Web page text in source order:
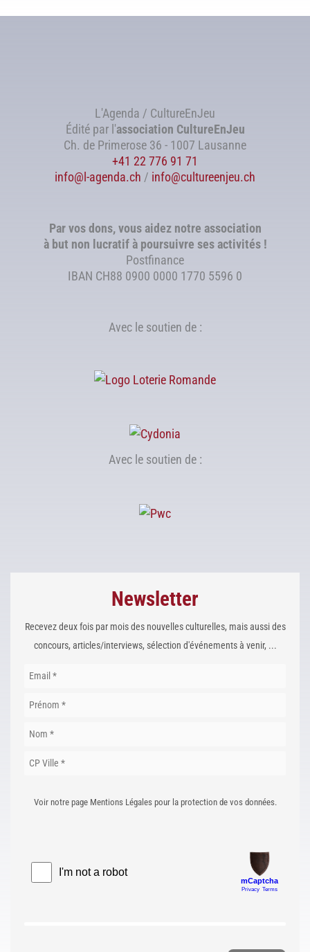
L'Agenda / CultureEnJeu
Édité par l'association CultureEnJeu
Ch. de Primerose 36 - 1007 Lausanne
+41 22 776 91 71
info@l-agenda.ch / info@cultureenjeu.ch
Par vos dons, vous aidez notre association
à but non lucratif à poursuivre ses activités !
Postfinance
IBAN CH88 0900 0000 1770 5596 0
Avec le soutien de :
Avec le soutien de :
Newsletter
Recevez deux fois par mois des nouvelles culturelles, mais aussi des
concours, articles/interviews, sélection d'événements à venir, ...
Voir notre page Mentions Légales pour la protection de vos données.